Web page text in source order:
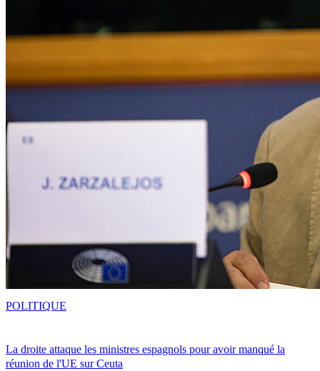
La droite attaque les ministres espagnols pour avoir manqué la
réunion de l'UE sur Ceuta
POLITIQUE